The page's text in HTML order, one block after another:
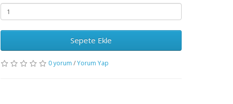
Sepete Ekle
0 yorum /Yorum Yap